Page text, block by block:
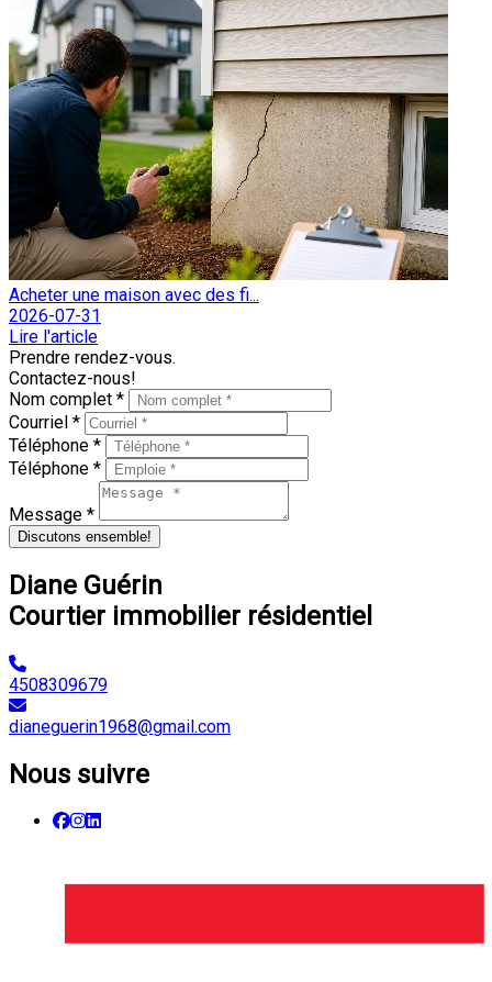
Acheter une maison avec des fi...
2026-07-31
Lire l'article
Prendre rendez-vous.
Contactez-nous!
Nom complet *
Courriel *
Téléphone *
Téléphone *
Message *
Discutons ensemble!
Diane Guérin
Courtier immobilier résidentiel
4508309679
dianeguerin1968@gmail.com
Nous suivre